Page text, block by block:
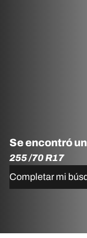
Se encontró
255 /70 R17
Completar mi